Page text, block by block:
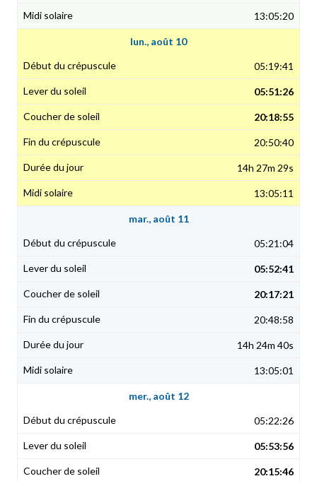
13:05:20
lun., août 10
05:19:41
05:51:26
20:18:55
20:50:40
14h 27m 29s
13:05:11
mar., août 11
05:21:04
05:52:41
20:17:21
20:48:58
14h 24m 40s
13:05:01
mer., août 12
05:22:26
05:53:56
20:15:46